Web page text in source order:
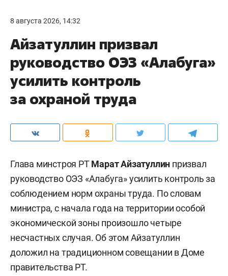
8 августа 2026, 14:32
Айзатуллин призвал
руководство ОЭЗ «Алабуга»
усилить контроль
за охраной труда
Глава минстроя РТМарат Айзатуллин призвал
руководство ОЭЗ «Алабуга» усилить контроль за
соблюдением норм охраны труда. По словам
министра, с начала года на территории особой
экономической зоны произошло четыре
несчастных случая. Об этом Айзатуллин
доложил на традиционном совещании в Доме
правительства РТ.